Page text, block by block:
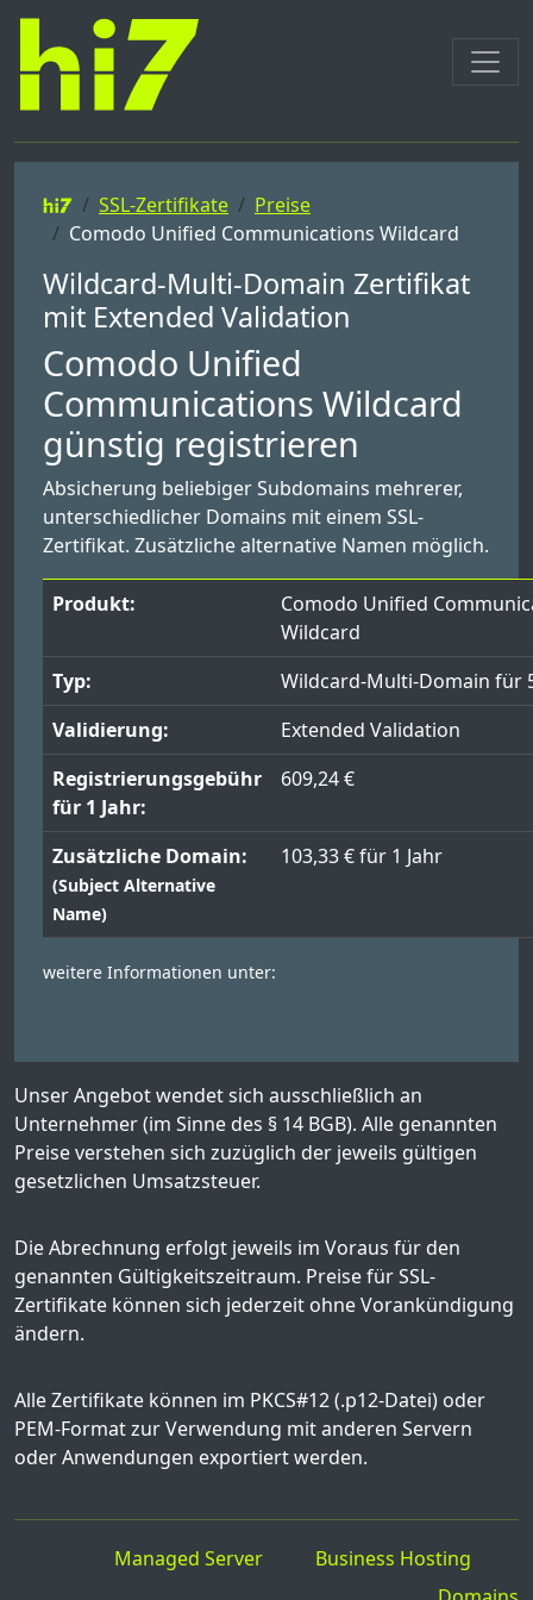
SSL-Zertifikate
Preise
Comodo Unified Communications Wildcard
Wildcard-Multi-Domain Zertifikat
mit Extended Validation
Comodo Unified
Communications Wildcard
günstig registrieren
Absicherung beliebiger Subdomains mehrerer,
unterschiedlicher Domains mit einem SSL-
Zertifikat. Zusätzliche alternative Namen möglich.
Produkt:
Comodo Unified
Wildcard
Typ:
Wildcard-Multi-Domain für
Validierung:
Extended Validation
Registrierungsgebühr
für 1 Jahr:
609,24 €
Zusätzliche Domain:
(Subject Alternative
Name)
103,33 € für 1 Jahr
weitere Informationen unter:
Unser Angebot wendet sich ausschließlich an
Unternehmer (im Sinne des § 14 BGB). Alle genannten
Preise verstehen sich zuzüglich der jeweils gültigen
gesetzlichen Umsatzsteuer.
Die Abrechnung erfolgt jeweils im Voraus für den
genannten Gültigkeitszeitraum. Preise für SSL-
Zertifikate können sich jederzeit ohne Vorankündigung
ändern.
Alle Zertifikate können im PKCS#12 (.p12-Datei) oder
PEM-Format zur Verwendung mit anderen Servern
oder Anwendungen exportiert werden.
Managed Server
Business Hosting